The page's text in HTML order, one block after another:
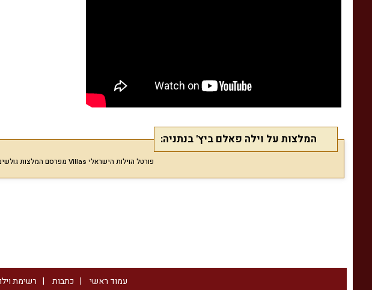
המלצות על וילה פאלם ביץ' בנתניה:
פורטל הוילות הישראלי Villas מפרסם המלצות גולשים בלבד המאושרות ע"י צוות האתר.
עמוד ראשי כתבות רשימת